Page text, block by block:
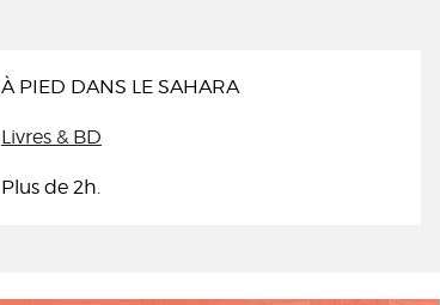
À PIED DANS LE SAHARA
Livres & BD
Plus de 2h.